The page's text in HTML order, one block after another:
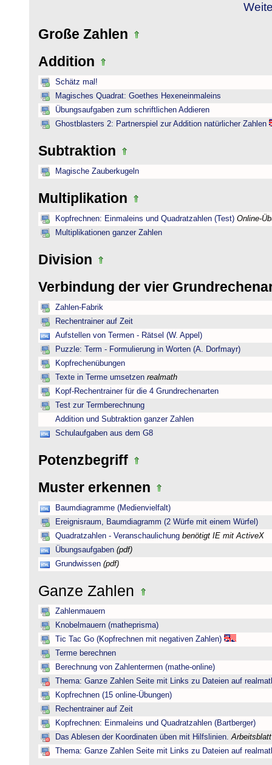
Große Zahlen
Addition
Schätz mal!
Magisches Quadrat: Goethes Hexeneinmaleins
Übungsaufgaben zum schriftlichen Addieren
Ghostblasters 2: Partnerspiel zur Addition natürlicher Zahlen
Subtraktion
Magische Zauberkugeln
Multiplikation
Kopfrechnen: Einmaleins und Quadratzahlen (Test) Online-
Multiplikationen ganzer Zahlen
Division
Verbindung der vier
Zahlen-Fabrik
Rechentrainer auf Zeit
Aufstellen von Termen - Rätsel (W. Appel)
Puzzle: Term - Formulierung in Worten (A. Dorfmayr)
Kopfrechenübungen
Texte in Terme umsetzen realmath
Kopf-Rechentrainer für die 4 Grundrechenarten
Test zur Termberechnung
Addition und Subtraktion ganzer Zahlen
Schulaufgaben aus dem G8
Potenzbegriff
Muster erkennen
Baumdiagramme (Medienvielfalt)
Ereignisraum, Baumdiagramm (2 Würfe mit einem Würfel)
Quadratzahlen - Veranschaulichung benötigt IE mit ActiveX
Übungsaufgaben (pdf)
Grundwissen (pdf)
Ganze Zahlen
Zahlenmauern
Knobelmauern (matheprisma)
Tic Tac Go (Kopfrechnen mit negativen Zahlen)
Terme berechnen
Berechnung von Zahlentermen (mathe-online)
Thema: Ganze Zahlen Seite mit Links zu Dateien auf
Kopfrechnen (15 online-Übungen)
Rechentrainer auf Zeit
Kopfrechnen: Einmaleins und Quadratzahlen (Bartberger)
Das Ablesen der Koordinaten üben mit Hilfslinien.
Thema: Ganze Zahlen Seite mit Links zu Dateien auf